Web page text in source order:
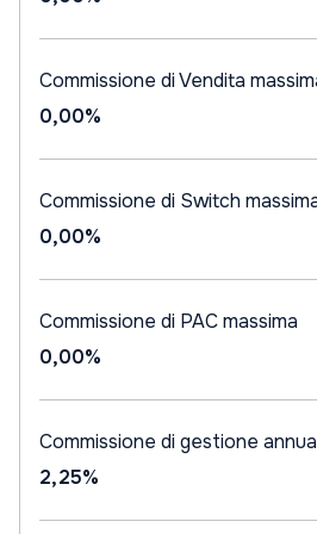
Commissione di Vendita
0,00%
Commissione di Switch
0,00%
Commissione di PAC massima
0,00%
Commissione di gestione annua
2,25%